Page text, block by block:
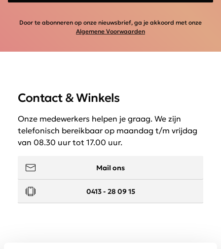
Door te abonneren op onze nieuwsbrief, ga je akkoord met onze
Algemene Voorwaarden
Contact & Winkels
Onze medewerkers helpen je graag. We zijn
telefonisch bereikbaar op maandag t/m vrijdag
van 08.30 uur tot 17.00 uur.
Mail ons
0413 - 28 09 15